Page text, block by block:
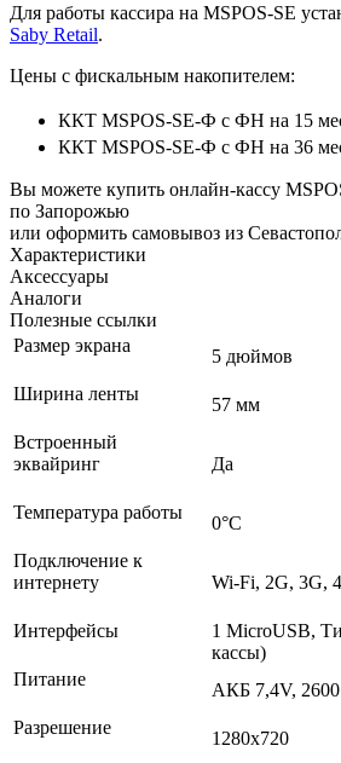
Для работы кассира на MSPOS-SЕ
Saby Retail.
Цены с фискальным накопителем:
ККТ MSPOS-SE-Ф с ФН на 15
ККТ MSPOS-SE-Ф с ФН на 36
Вы можете купить онлайн‑кассу
по Запорожью
или оформить самовывоз из
Характеристики
Аксессуары
Аналоги
Полезные ссылки
Размер экрана
5 дюймов
Ширина ленты
57 мм
Встроенный
эквайринг
Да
Температура работы
0°C
Подключение к
интернету
Wi-Fi, 2G, 3G,
Интерфейсы
1 MicroUSB,
кассы)
Питание
АКБ 7,4V,
Разрешение
1280х720